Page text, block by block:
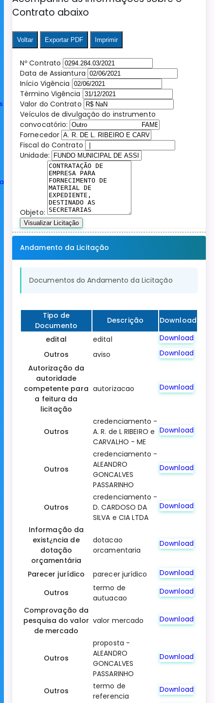
Contrato abaixo
Voltar Exportar PDF Imprimir
Nº Contrato
Data de Assiantura
Início Vigência
Término Vigência
Valor do Contrato
Veículos de divulgação do instrumento
convocatório:
Fornecedor
Fiscal do Contrato
Unidade:
Objeto:
Visualizar Licitação
Andamento da Licitação
Documentos do Andamento da Licitação
Tipo de
Documento
Descrição
Download
edital
edital
Download
Outros
aviso
Download
Autorização da
autoridade
competente para
a feitura da
licitação
autorizacao Download
Outros
credenciamento -
A. R. de L RIBEIRO e
CARVALHO - ME
Download
Outros
credenciamento -
ALEANDRO
GONCALVES
PASSARINHO
Download
Outros
credenciamento -
D. CARDOSO DA
SILVA e CIA LTDA
Download
Informação da
exist¿ncia de
dotação
orçamentária
dotacao
orcamentaria
Download
Parecer jurídico parecer jurídico Download
Outros
termo de
autuacao
Download
Comprovação da
pesquisa do valor
de mercado
valor mercado Download
Outros
proposta -
ALEANDRO
GONCALVES
PASSARINHO
Download
Outros
termo de
referencia
Download